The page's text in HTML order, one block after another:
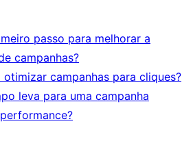
passo para melhorar a
campanhas?
otimizar campanhas para cliques?
leva para uma campanha